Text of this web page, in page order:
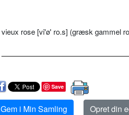
vieux rose [vi'ø' ro.s] (græsk gammel
Save
Gem i Min Samling Opret din